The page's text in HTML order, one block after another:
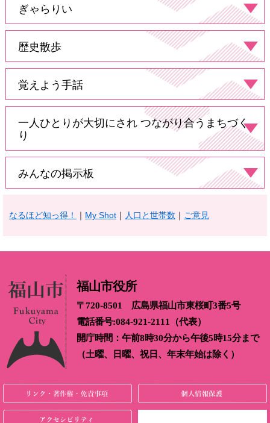
ぎゃらりい
歴史散歩
覚えよう手話
一人ひとりが大切にされつながり合うまちづく
り
みんなの掲示板
なるほど知っ得！ ｜ My Shot ｜​ 人口と世帯数 ｜​ ご意見
福山市役所
〒720-8501 広島県福山市東桜町3番5号
電話番号:084-921-2111（代表）
開庁時間：午前8時30分から午後5時15分まで
（土曜、日曜、祝日、年末年始は除く）